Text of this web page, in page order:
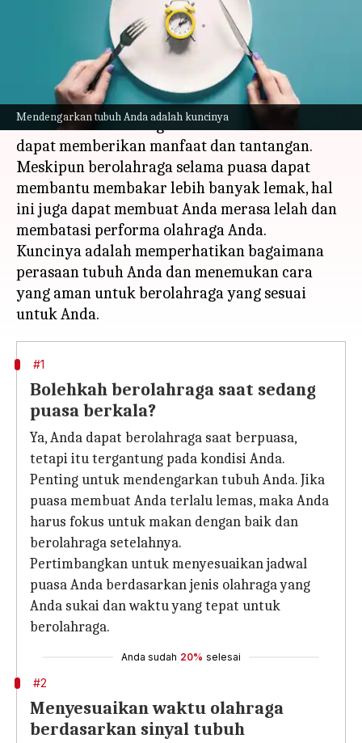
Mendengarkan tubuh Anda adalah kuncinya
Taufiq Al Jufri Jul 20, 2023 12:05 pm
Apa ceritanya
Ketika mengikuti program puasa berkala,
memasukkan olahraga ke dalam rutinitas Anda
dapat memberikan manfaat dan tantangan.
Meskipun berolahraga selama puasa dapat
membantu membakar lebih banyak lemak, hal
ini juga dapat membuat Anda merasa lelah dan
membatasi performa olahraga Anda.
Kuncinya adalah memperhatikan bagaimana
perasaan tubuh Anda dan menemukan cara
yang aman untuk berolahraga yang sesuai
#1
Bolehkah berolahraga saat sedang
puasa berkala?
Ya, Anda dapat berolahraga saat berpuasa,
tetapi itu tergantung pada kondisi Anda.
Penting untuk mendengarkan tubuh Anda. Jika
puasa membuat Anda terlalu lemas, maka Anda
harus fokus untuk makan dengan baik dan
berolahraga setelahnya.
Pertimbangkan untuk menyesuaikan jadwal
puasa Anda berdasarkan jenis olahraga yang
Anda sukai dan waktu yang tepat untuk
berolahraga.
Anda sudah 20% selesai
#2
Menyesuaikan waktu olahraga
berdasarkan sinyal tubuh